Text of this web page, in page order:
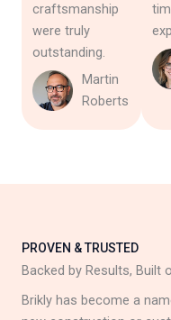
craftsmanship
were truly
outstanding.
Martin
Roberts
PROVEN & TRUSTED
Backed by Results, Built
Brikly has become a